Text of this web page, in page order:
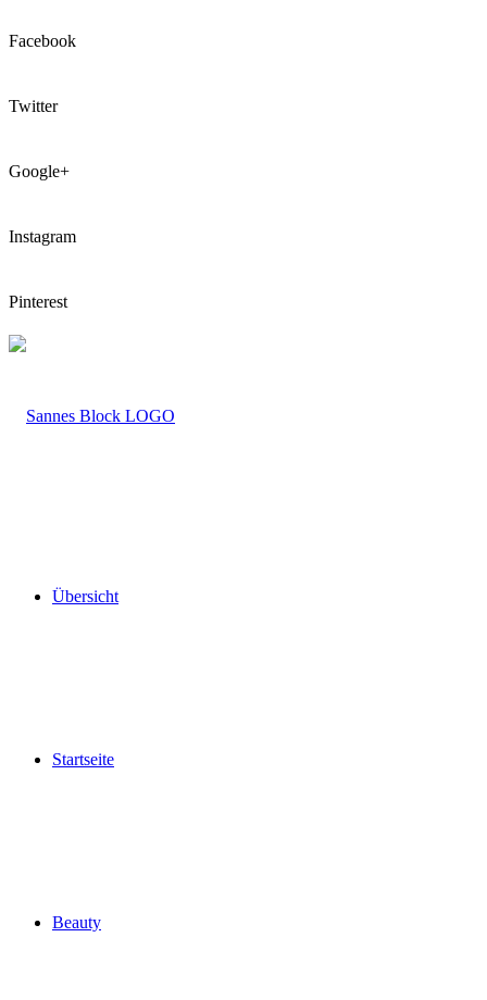
Facebook
Twitter
Google+
Instagram
Pinterest
LOGO
Übersicht
Startseite
Beauty